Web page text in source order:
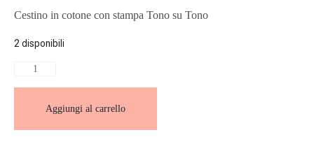
Cestino in cotone con stampa Tono su Tono
2 disponibili
Aggiungi al carrello